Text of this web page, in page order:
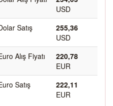
USD
Satış
255,36
USD
Alış Fiyatı
220,78
EUR
Satış
222,11
EUR